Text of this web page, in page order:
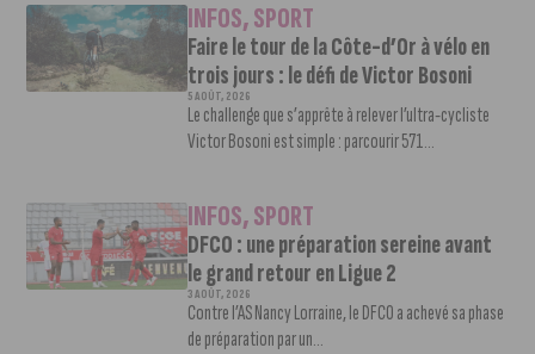
INFOS,SPORT
Faire le tour de la Côte-d’Or à vélo en
trois jours : le défi de Victor Bosoni
5 AOÛT, 2026
Le challenge que s’apprête à relever l’ultra-cycliste
Victor Bosoni est simple : parcourir 571...
INFOS,SPORT
DFCO : une préparation sereine avant
le grand retour en Ligue 2
3 AOÛT, 2026
Contre l’AS Nancy Lorraine, le DFCO a achevé sa phase
de préparation par un...